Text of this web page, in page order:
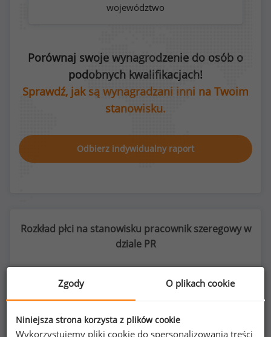
województwo
Porównaj swoje wynagrodzenie do osób o
podobnych kwalifikacjach!
Sprawdź, jak są wynagradzani inni na Twoim
stanowisku.
Odbierz indywidualny raport
Rozkład płci na stanowisku pracownik szeregowy w
dziale PR
38% 62
Zgody O plikach cookie
Niniejsza strona korzysta z plików cookie
Wykorzystujemy pliki cookie do spersonalizowania treści